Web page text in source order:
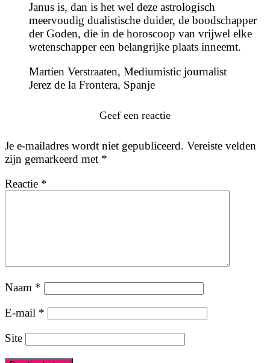
Janus is, dan is het wel deze astrologisch
meervoudig dualistische duider, de boodschapper
der Goden, die in de horoscoop van vrijwel elke
wetenschapper een belangrijke plaats inneemt.
Martien Verstraaten, Mediumistic journalist
Jerez de la Frontera, Spanje
Geef een reactie
Je e-mailadres wordt niet gepubliceerd. Vereiste velden
zijn gemarkeerd met *
Reactie *
Naam *
E-mail *
Site